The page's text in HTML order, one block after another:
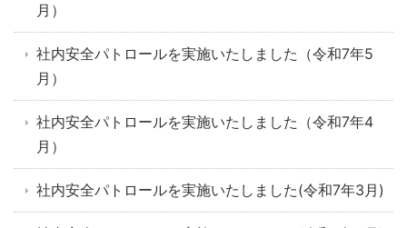
月）
社内安全パトロールを実施いたしました（令和7年5
月）
社内安全パトロールを実施いたしました（令和7年4
月）
社内安全パトロールを実施いたしました(令和7年3月)